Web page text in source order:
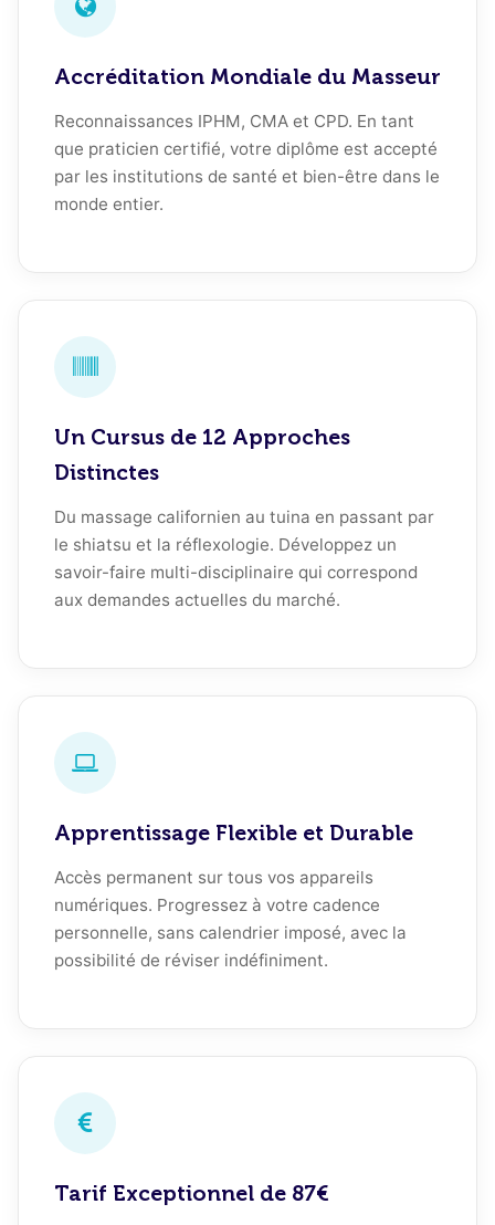
Accréditation Mondiale du Masseur
Reconnaissances IPHM, CMA et CPD. En tant
que praticien certifié, votre diplôme est accepté
par les institutions de santé et bien-être dans le
monde entier.
Un Cursus de 12 Approches
Distinctes
Du massage californien au tuina en passant par
le shiatsu et la réflexologie. Développez un
savoir-faire multi-disciplinaire qui correspond
aux demandes actuelles du marché.
Apprentissage Flexible et Durable
Accès permanent sur tous vos appareils
numériques. Progressez à votre cadence
personnelle, sans calendrier imposé, avec la
possibilité de réviser indéfiniment.
Tarif Exceptionnel de 87€